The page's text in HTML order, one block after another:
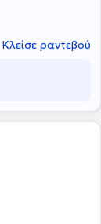
Κλείσε ραντεβού